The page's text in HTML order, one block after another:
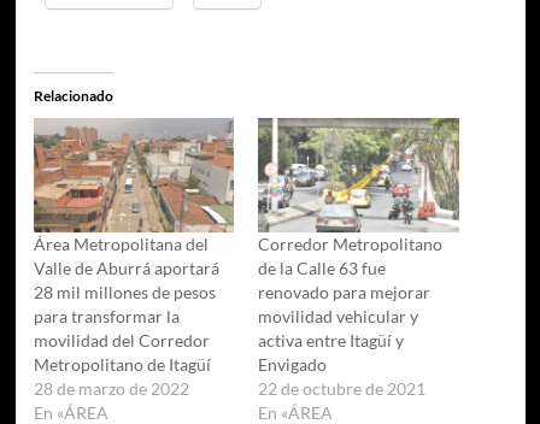
Relacionado
Área Metropolitana del
Valle de Aburrá aportará
28 mil millones de pesos
para transformar la
movilidad del Corredor
Metropolitano de Itagüí
28 de marzo de 2022
En «ÁREA
Corredor Metropolitano
de la Calle 63 fue
renovado para mejorar
movilidad vehicular y
activa entre Itagüí y
Envigado
22 de octubre de 2021
En «ÁREA